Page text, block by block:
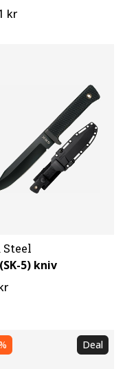
kr
Steel
5) kniv
Deal